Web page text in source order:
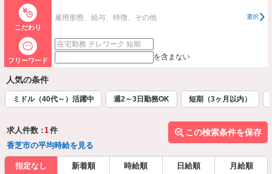
こだわり
雇用形態、給与、特徴、その他 選択
フリーワード を含まない
人気の条件
ミドル（40代～）活躍中 週2～3日勤務OK 短期（3ヶ月以内）
求人件数 : 1件
香芝市の平均時給を見る
この検索条件を保存
指定なし 新着順 時給順 日給順 月給順